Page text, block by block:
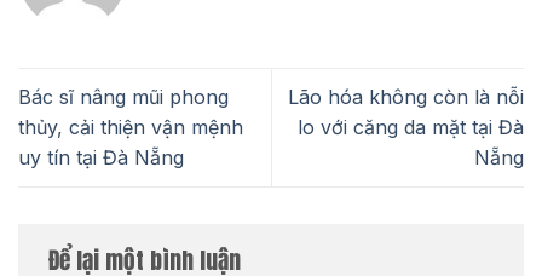
Bác sĩ nâng mũi phong
thủy, cải thiện vận mệnh
uy tín tại Đà Nẵng
Lão hóa không còn là nỗi
lo với căng da mặt tại Đà
Nẵng
Để lại một bình luận